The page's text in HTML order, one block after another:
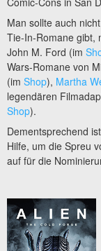
Man sollte auch
Tie-In-Romane gibt,
John M. Ford (im
Wars-Romane von
(im Shop), Martha
legendären
Shop).
Dementsprechend
Hilfe, um die Spreu
auf für die